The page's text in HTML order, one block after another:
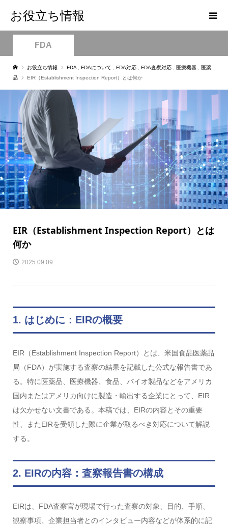
お役立ち情報
FDA
お役立ち情報 FDA FDAについて FDA対応 FDA査察対応 医療機器
医薬
品
EIR（Establishment Inspection Report）とは何か
EIR（Establishment Inspection Report）とは
何か
2025.09.09
1. はじめに：EIRの概要
EIR（Establishment Inspection Report）とは、米国食品医薬品
局（FDA）が実施する査察の結果を記載した公式な報告書であ
る。特に医薬品、医療機器、食品、バイオ製品などをアメリカ
国内またはアメリカ向けに製造・輸出する企業にとって、EIR
は欠かせない文書である。本稿では、EIRの内容とその重要
性、またEIRを受領した際に企業が取るべき対応について解説
する。
2. EIRの内容：査察報告書の構成
EIRは、FDA査察官が現場で行った査察の対象、目的、手順、
観察事項、企業担当者とのインタビュー内容などが体系的に記